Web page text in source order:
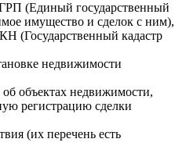
(Единый государственный
имущество и сделок с ним),
(Государственный кадастр
недвижимости
объектах недвижимости,
регистрацию сделки
(их перечень есть